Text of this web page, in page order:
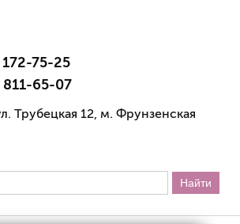
75-25
65-07
Трубецкая 12, м. Фрунзенская